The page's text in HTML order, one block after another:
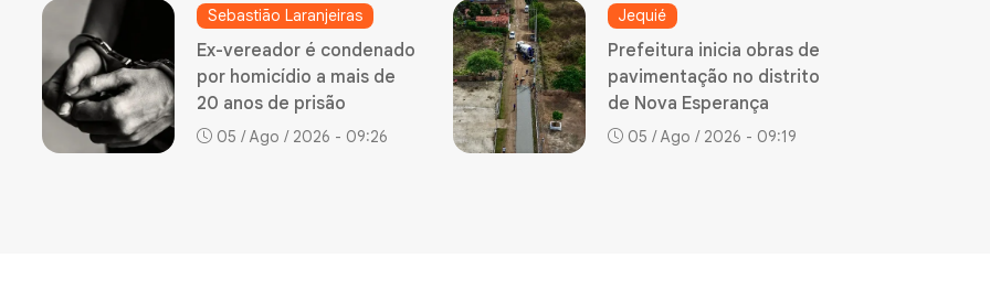
Jequié
Prefeitura inicia obras de
pavimentação no distrito
de Nova Esperança
05 / Ago / 2026 - 09:19
Guanambi
Secretário de
Desenvolvimento
Econômico participa de
missão técnica do Sebrae
em Maringá